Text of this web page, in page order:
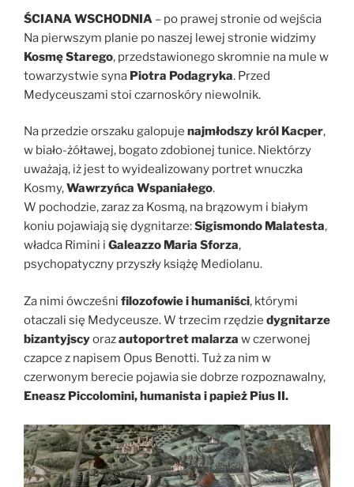
ŚCIANA WSCHODNIA – po prawej stronie od wejścia
Na pierwszym planie po naszej lewej stronie widzimy
Kosmę Starego, przedstawionego skromnie na mule w
towarzystwie syna Piotra Podagryka. Przed
Medyceuszami stoi czarnoskóry niewolnik.
Na przedzie orszaku galopuje najmłodszy król Kacper,
w biało-żółtawej, bogato zdobionej tunice. Niektórzy
uważają, iż jest to wyidealizowany portret wnuczka
Kosmy,Wawrzyńca Wspaniałego.
W pochodzie, zaraz za Kosmą, na brązowym i białym
koniu pojawiają się dygnitarze:Sigismondo Malatesta,
władca Rimini i Galeazzo Maria Sforza,
psychopatyczny przyszły książę Mediolanu.
Za nimi ówcześni filozofowie i humaniści, którymi
otaczali się Medyceusze. W trzecim rzędzie dygnitarze
bizantyjscyorazautoportret malarza w czerwonej
czapce z napisem Opus Benotti. Tuż za nim w
czerwonym berecie pojawia sie dobrze rozpoznawalny,
Eneasz Piccolomini, humanista i papież Pius II.